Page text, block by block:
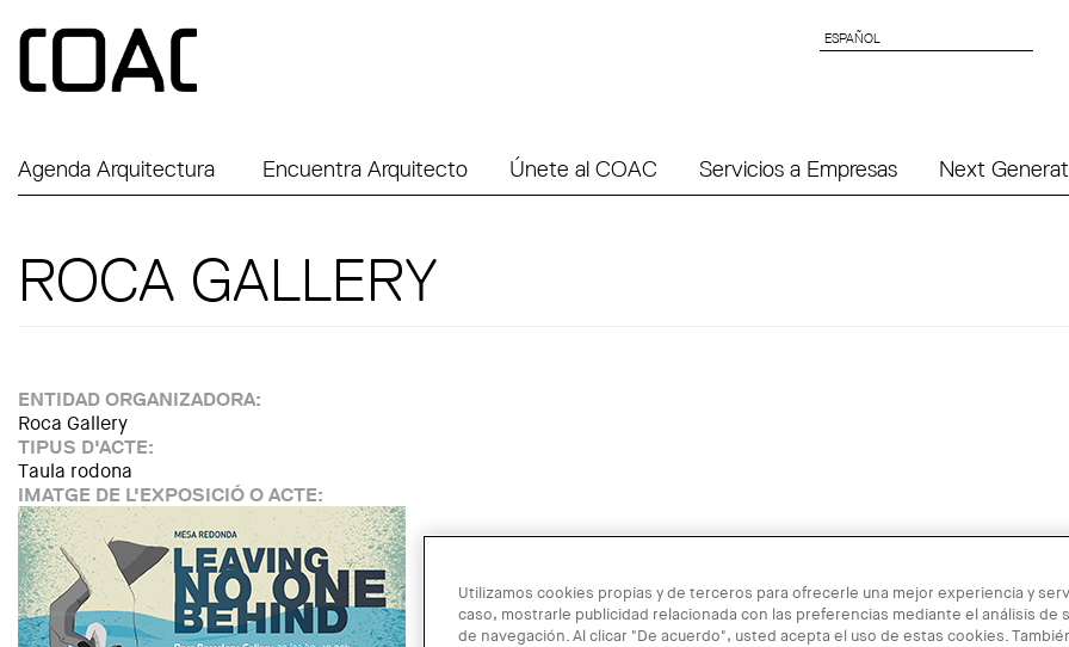
ESPAÑOL
ESPAÑOL
Agenda Arquitectura Encuentra Arquitecto Únete al COAC Servicios a Empresas Next
ROCA GALLERY
ENTIDAD ORGANIZADORA:
Roca Gallery
TIPUS D'ACTE:
Taula rodona
IMATGE DE L'EXPOSICIÓ O ACTE:
Utilizamos cookies propias y de terceros para ofrecerle una mejor experiencia y
caso, mostrarle publicidad relacionada con las preferencias mediante el análisis de
de navegación. Al clicar "De acuerdo", usted acepta el uso de estas cookies.